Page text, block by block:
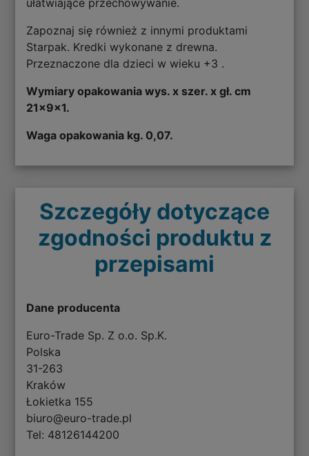
Zapoznaj się również z innymi produktami
Starpak. Kredki wykonane z drewna.
Przeznaczone dla dzieci w wieku +3 .
Wymiary opakowania wys. x szer. x gł. cm
21x9x1.
Waga opakowania kg. 0,07.
Szczegóły dotyczące
zgodności produktu z
przepisami
Dane producenta
Euro-Trade Sp. Z o.o. Sp.K.
Polska
31-263
Kraków
Łokietka 155
biuro@euro-trade.pl
Tel: 48126144200